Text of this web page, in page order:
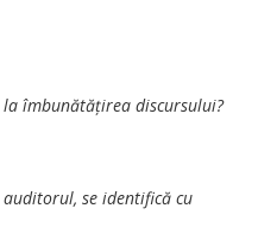
îmbunătățirea discursului?
se identifică cu